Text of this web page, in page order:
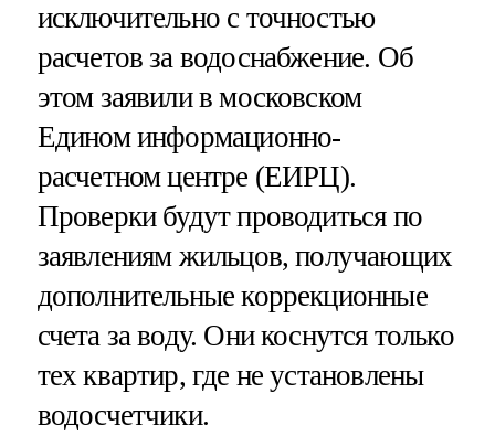
исключительно с точностью
расчетов за водоснабжение. Об
этом заявили в московском
Едином информационно-
расчетном центре (ЕИРЦ).
Проверки будут проводиться по
заявлениям жильцов, получающих
дополнительные коррекционные
счета за воду. Они коснутся только
тех квартир, где не установлены
водосчетчики.